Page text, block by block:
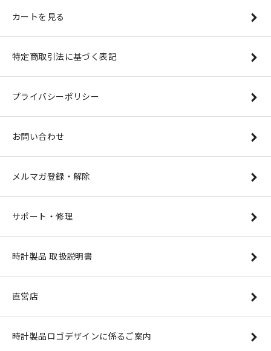
カートを見る
特定商取引法に基づく表記
プライバシーポリシー
お問い合わせ
メルマガ登録・解除
サポート・修理
時計製品 取扱説明書
直営店
時計製品ロゴデザインに係るご案内